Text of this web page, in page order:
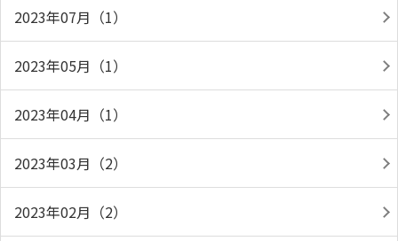
2023年07月（1）
2023年05月（1）
2023年04月（1）
2023年03月（2）
2023年02月（2）